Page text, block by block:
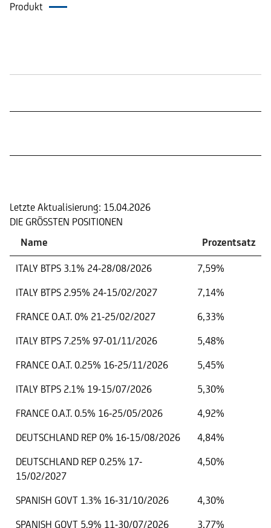
Produkt
Letzte Aktualisierung: 15.04.2026
DIE GRÖSSTEN POSITIONEN
Name
Prozentsatz
ITALY BTPS 3.1% 24-28/08/2026
7,59%
ITALY BTPS 2.95% 24-15/02/2027
7,14%
FRANCE O.A.T. 0% 21-25/02/2027
6,33%
ITALY BTPS 7.25% 97-01/11/2026
5,48%
FRANCE O.A.T. 0.25% 16-25/11/2026
5,45%
ITALY BTPS 2.1% 19-15/07/2026
5,30%
FRANCE O.A.T. 0.5% 16-25/05/2026
4,92%
DEUTSCHLAND REP 0% 16-15/08/2026
4,84%
DEUTSCHLAND REP 0.25% 17-
15/02/2027
4,50%
SPANISH GOVT 1.3% 16-31/10/2026
4,30%
SPANISH GOVT 5.9% 11-30/07/2026
3,77%